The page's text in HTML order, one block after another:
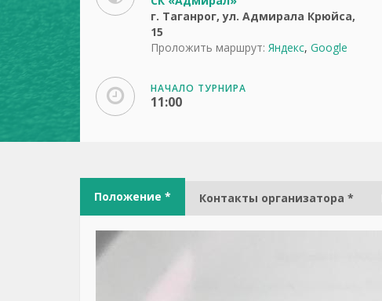
г. Таганрог, ул. Адмирала Крюйса,
15
Проложить маршрут: Яндекс, Google
НАЧАЛО ТУРНИРА
11:00
Положение * Контакты организатора *